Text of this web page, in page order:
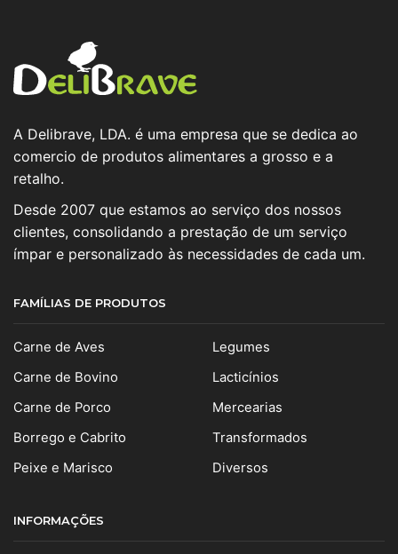
A Delibrave, LDA. é uma empresa que se dedica ao
comercio de produtos alimentares a grosso e a
retalho.
Desde 2007 que estamos ao serviço dos nossos
clientes, consolidando a prestação de um serviço
ímpar e personalizado às necessidades de cada um.
FAMÍLIAS DE PRODUTOS
Carne de Aves
Carne de Bovino
Carne de Porco
Borrego e Cabrito
Peixe e Marisco
Legumes
Lacticínios
Mercearias
Transformados
Diversos
INFORMAÇÕES